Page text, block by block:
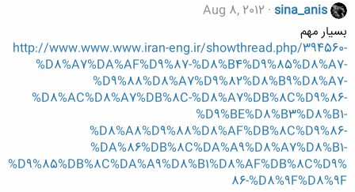
sina_anis
Aug 8, 2012
بسیار مهم
http://www.www.www.iran-eng.ir/showthread.php/394560-
%D8%A7%DA%AF%D9%87-%D8%B4%D9%85%D8%A7-
%D9%88%D8%A7%D9%82%D8%B9%D8%A7-
%D8%AC%D8%A7%DB%8C-%D8%A7%DB%8C%D9%86-
%D9%BE%D8%B3%D8%B1-
%D8%A8%D9%88%D8%AF%DB%8C%D9%86-
%DA%86%DB%8C%DA%A9%D8%A7%D8%B1-
%D9%85%DB%8C%DA%A9%D8%B1%D8%AF%DB%8C%D9%
86-%D8%9F%D8%9F